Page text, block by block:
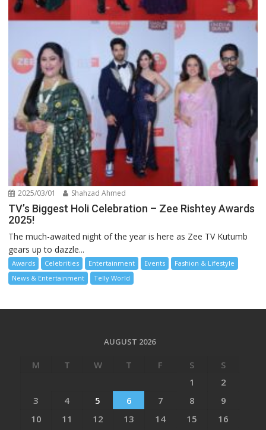
2025/03/01 Shahzad Ahmed
TV’s Biggest Holi Celebration – Zee Rishtey Awards
2025!
The much-awaited night of the year is here as Zee TV Kutumb
gears up to dazzle...
Awards Celebrities Entertainment Events
Fashion & Lifestyle
News & Entertainment
Telly World
AUGUST 2026
M T W T F S
S
1
2
3
4 5 6 7 8
9
10
11 12 13 14 15
16